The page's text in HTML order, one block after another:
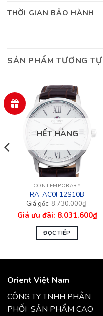
THỜI GIAN BẢO HÀNH
SẢN PHẨM TƯƠNG TỰ
HẾT HÀNG
CONTEMPORARY
RA-AC0F12S10B
8.730.000₫
gốc
là: 8.031.600₫
hiện
tại
8.031.600₫.ĐỌC TIẾP
Orient Việt Nam
CÔNG TY TNHH PHÂN
PHỐI SẢN PHẨM CAO